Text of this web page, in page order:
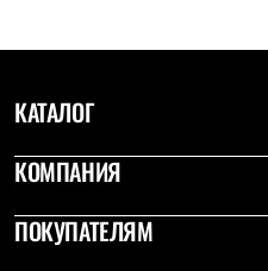
КАТАЛОГ
КОМПАНИЯ
ПОКУПАТЕЛЯМ